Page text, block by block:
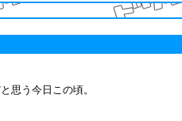
思う今日この頃。